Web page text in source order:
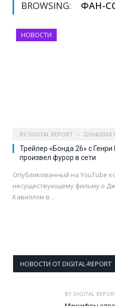
BROWSING: ФАН-
НОВОСТИ
BY DIGITAL REPORT 22/04/2024
Трейлер «Бонда 26» с
произвел фурор в сети
Опубликованный на YouTube
несуществующему фильму о
Кавиллом в…
НОВОСТИ ОТ DIGITAL-REPORT
BY DIGITAL